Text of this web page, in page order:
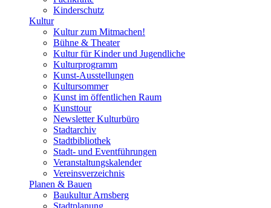
Kinderschutz
Kultur
Kultur zum Mitmachen!
Bühne & Theater
Kultur für Kinder und Jugendliche
Kulturprogramm
Kunst-Ausstellungen
Kultursommer
Kunst im öffentlichen Raum
Kunsttour
Newsletter Kulturbüro
Stadtarchiv
Stadtbibliothek
Stadt- und Eventführungen
Veranstaltungskalender
Vereinsverzeichnis
Planen & Bauen
Baukultur Arnsberg
Stadtplanung